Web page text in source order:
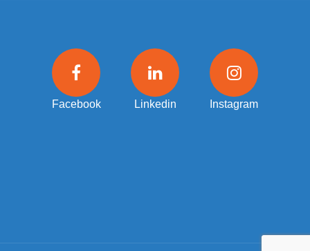
Facebook Linkedin Instagram